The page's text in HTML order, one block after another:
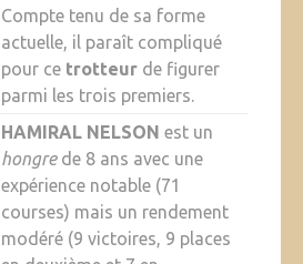
Compte tenu de sa forme
actuelle, il paraît compliqué
pour ce trotteurde figurer
parmi les trois premiers.
HAMIRAL NELSON est un
hongrede 8 ans avec une
expérience notable (71
courses) mais un rendement
modéré (9 victoires, 9 places